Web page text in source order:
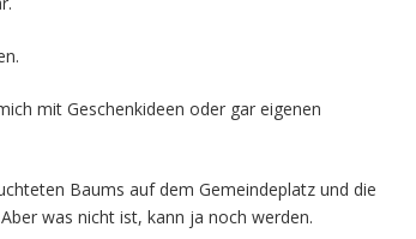
mit Geschenkideen oder gar eigenen
Baums auf dem Gemeindeplatz und die
was nicht ist, kann ja noch werden.